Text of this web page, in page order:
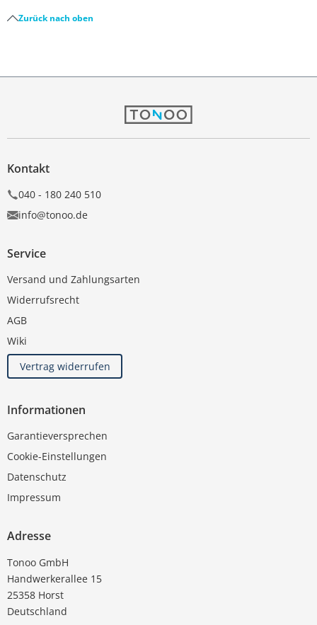
Zurück nach oben
Kontakt
040 - 180 240 510
info@tonoo.de
Service
Versand und Zahlungsarten
Widerrufsrecht
AGB
Wiki
Vertrag widerrufen
Informationen
Garantieversprechen
Cookie-Einstellungen
Datenschutz
Impressum
Adresse
Tonoo GmbH
Handwerkerallee 15
25358 Horst
Deutschland